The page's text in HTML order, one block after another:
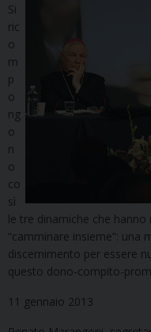
Si
ric
o
m
p
o
ng
o
n
o
co
sì
le tre dinamiche che
“camminare insieme”: una
discernimento per essere
questo dono-compito-
11 gennaio 2013